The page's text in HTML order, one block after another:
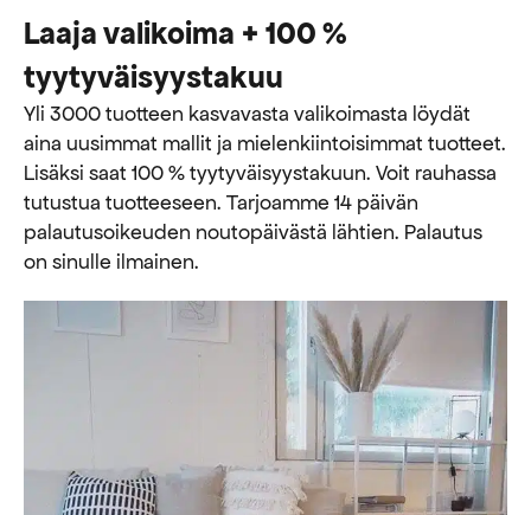
Laaja valikoima + 100 %
tyytyväisyystakuu
Yli 3000 tuotteen kasvavasta valikoimasta löydät
aina uusimmat mallit ja mielenkiintoisimmat tuotteet.
Lisäksi saat 100 % tyytyväisyystakuun. Voit rauhassa
tutustua tuotteeseen. Tarjoamme 14 päivän
palautusoikeuden noutopäivästä lähtien. Palautus
on sinulle ilmainen.